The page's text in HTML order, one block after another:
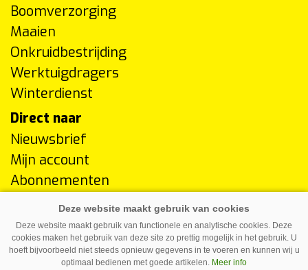
Boomverzorging
Maaien
Onkruidbestrijding
Werktuigdragers
Winterdienst
Direct naar
Nieuwsbrief
Mijn account
Abonnementen
Adverteren
Over ons
Contact
Disclaimer
Deze website maakt gebruik van functionele en analytische cookies. Deze
cookies maken het gebruik van deze site zo prettig mogelijk in het gebruik. U
hoeft bijvoorbeeld niet steeds opnieuw gegevens in te voeren en kunnen wij u
optimaal bedienen met goede artikelen. Meer info